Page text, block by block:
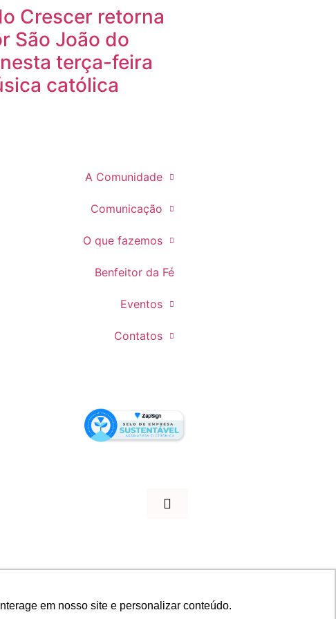
em nosso site e personalizar conteúdo.
Crescer retorna
São João do
terça-feira
católica
A Comunidade
Comunicação
O que fazemos
Benfeitor da Fé
Eventos
Contatos